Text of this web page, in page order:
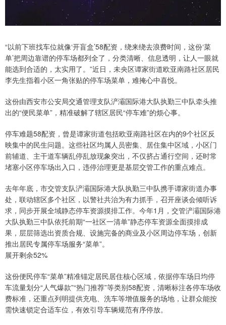
“以前下班找车位就像‘开盲盒’58配资，绕来绕去浪费时间，这份‘菜
单’把周边靠谱的停车场都列全了，分类清晰、信息透明，让人一眼就
能选到合适的，太实用了。”近日，未央区谭家街道欧亚南路社区居民
李先生指着小区一角张贴的停车场菜单，难掩心中喜悦。
这份由西安市公安局交通管理支队浐灞国际港大队执勤三中队牵头推
出的“便民菜单”，精准破解了辖区居民“停车难”的烦心事。
停车难题58配资，曾是谭家街道包括欧亚南路社区在内的9个社区反
映集中的民生问题。这些社区均属人员密集、居住集中区域，小区门
前辅道、主干道车辆乱停乱放现象突出，不仅挤占通行空间，还时常
堵塞小区停车场出入口，违停治理更是基层交管工作的重点难点。
去年年底，市交管支队浐灞国际港大队执勤三中队携手谭家街道办事
处，联动辖区多个社区，以警社共治为有力抓手，召开座谈会倾听诉
求，同步开展全域静态停车资源摸排工作。今年1月，交管浐灞国际港
大队执勤三中队依托前期“一社区一清单”静态停车资源全面摸排成
果，层层筛选出资质合规、设施完备的商业及小区周边停车场，创新
推出居民专属停车场服务“菜单”。
展开剩余52%
这份便民停车“菜单”精准锚定居民居住核心区域，依据停车场日均停
车流量划分“人气爆款”“热门推荐”等类别58配资，清晰标注各停车场收
费标准，还重点列明提供充电、洗车等增值服务的场地，让群众能按
需快速锁定合适车位，有效引导车辆规范有序停放。